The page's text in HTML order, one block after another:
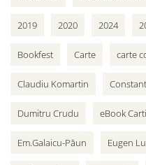
2019 2020 2024
Bookfest Carte carte
Claudiu Komartin
Dumitru Crudu eBook
Em.Galaicu-Păun Eugen